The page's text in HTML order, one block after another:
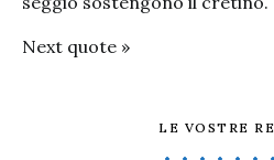
Next quote »
LE VOSTRE